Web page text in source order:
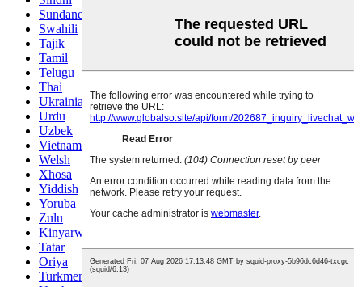
Sundanese
Swahili
Tajik
Tamil
Telugu
Thai
Ukrainian
Urdu
Uzbek
Vietnamese
Welsh
Xhosa
Yiddish
Yoruba
Zulu
Kinyarwanda
Tatar
Oriya
Turkmen